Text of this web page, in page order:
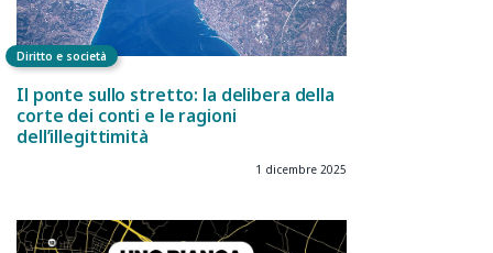
Diritto e società
Il ponte sullo stretto: la delibera della
corte dei conti e le ragioni
dell’illegittimità
1 dicembre 2025